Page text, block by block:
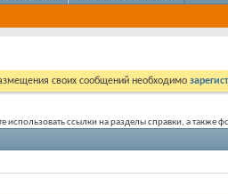
своих сообщений необходимо
использовать ссылки на разделы справки, а